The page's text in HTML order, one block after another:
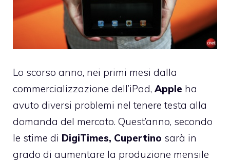
Lo scorso anno, nei primi mesi dalla
commercializzazione dell’iPad, Apple ha
avuto diversi problemi nel tenere testa alla
domanda del mercato. Quest’anno, secondo
le stime di DigiTimes, Cupertino sarà in
grado di aumentare la produzione mensile